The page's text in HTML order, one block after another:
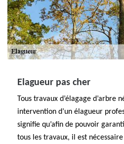
Elagueur pas cher
Tous travaux d’élagage d’arbre
intervention d’un élagueur
signifie qu’afin de pouvoir
tous les travaux, il est